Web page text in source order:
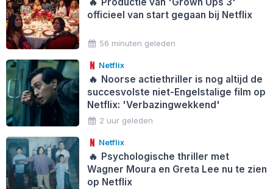
officieel van start gegaan bij Netflix
56 minuten geleden
Netflix
🔥 Noorse actiethriller is nog altijd de
succesvolste niet-Engelstalige film op
Netflix: 'Verbazingwekkend'
2 uur geleden
Netflix
🔥 Psychologische thriller met
Wagner Moura en Greta Lee nu te zien
op Netflix